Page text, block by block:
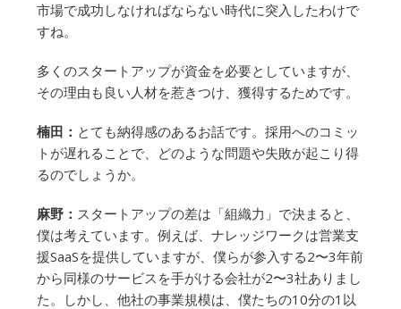
市場で成功しなければならない時代に突入したわけで
すね。
多くのスタートアップが資金を必要としていますが、
その理由も良い人材を惹きつけ、獲得するためです。
楠田： とても納得感のあるお話です。採用へのコミッ
トが遅れることで、どのような問題や失敗が起こり得
るのでしょうか。
麻野： スタートアップの差は「組織力」で決まると、
僕は考えています。例えば、ナレッジワークは営業支
援SaaSを提供していますが、僕らが参入する2〜3年前
から同様のサービスを手がける会社が2〜3社ありまし
た。しかし、他社の事業規模は、僕たちの10分の1以